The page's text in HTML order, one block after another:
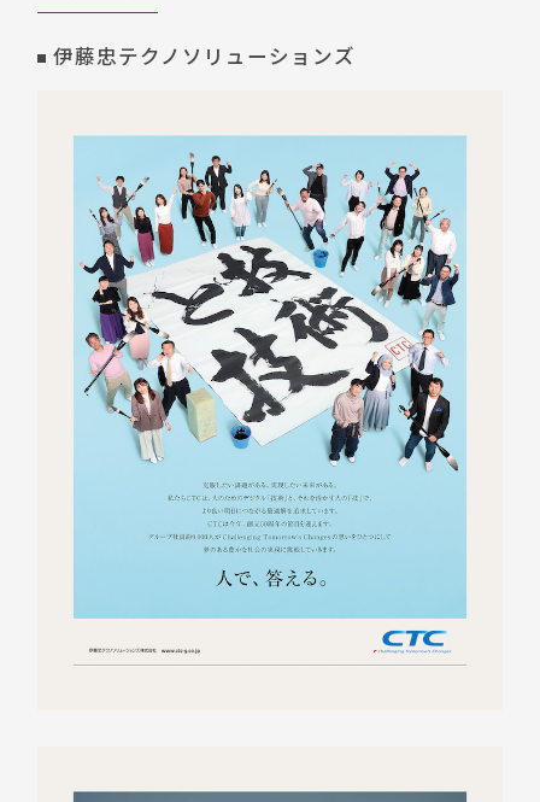
伊藤忠テクノソリューションズ